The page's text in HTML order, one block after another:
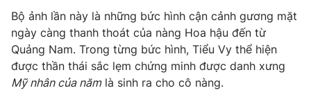
Câu chuyện quốc tế
Tài chính
Thị trường
Góc doanh nghiệp
Dữ liệu và đời sống
Truyền hình
Bộ ảnh lần này là những bức hình cận cảnh gương mặt
ngày càng thanh thoát của nàng Hoa hậu đến từ
Quảng Nam. Trong từng bức hình, Tiểu Vy thể hiện
được thần thái sắc lẹm chứng minh được danh xưng
Mỹ nhân của nămlà sinh ra cho cô nàng.